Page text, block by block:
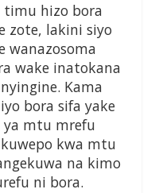
timu hizo bora
zote, lakini siyo
wanazosoma
wake inatokana
Kama
bora sifa yake
ya mtu mrefu
kwa mtu
na kimo
ni bora.